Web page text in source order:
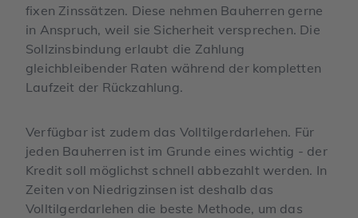
fixen Zinssätzen. Diese nehmen Bauherren gerne
in Anspruch, weil sie Sicherheit versprechen. Die
Sollzinsbindung erlaubt die Zahlung
gleichbleibender Raten während der kompletten
Laufzeit der Rückzahlung.
Verfügbar ist zudem das Volltilgerdarlehen. Für
jeden Bauherren ist im Grunde eines wichtig - der
Kredit soll möglichst schnell abbezahlt werden. In
Zeiten von Niedrigzinsen ist deshalb das
Volltilgerdarlehen die beste Methode, um das